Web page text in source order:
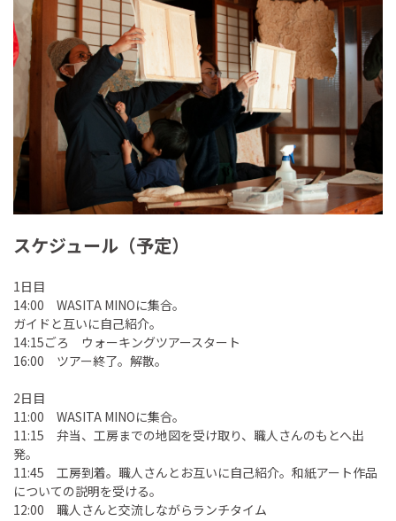
スケジュール（予定）
1日目
14:00 WASITA MINOに集合。
ガイドと互いに自己紹介。
14:15ごろ ウォーキングツアースタート
16:00 ツアー終了。解散。
2日目
11:00 WASITA MINOに集合。
11:15 弁当、工房までの地図を受け取り、職人さんのもとへ出
発。
11:45 工房到着。職人さんとお互いに自己紹介。和紙アート作品
についての説明を受ける。
12:00 職人さんと交流しながらランチタイム